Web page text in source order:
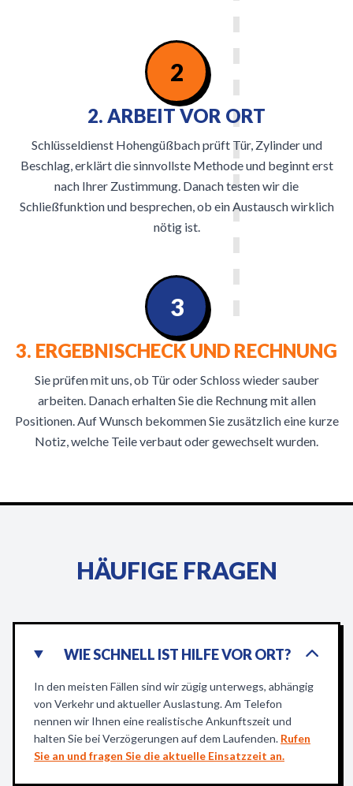
2
2. ARBEIT VOR ORT
Schlüsseldienst Hohengüßbach prüft Tür, Zylinder und
Beschlag, erklärt die sinnvollste Methode und beginnt erst
nach Ihrer Zustimmung. Danach testen wir die
Schließfunktion und besprechen, ob ein Austausch wirklich
nötig ist.
3. ERGEBNISCHECK UND RECHNUNG
Sie prüfen mit uns, ob Tür oder Schloss wieder sauber
arbeiten. Danach erhalten Sie die Rechnung mit allen
Positionen. Auf Wunsch bekommen Sie zusätzlich eine kurze
Notiz, welche Teile verbaut oder gewechselt wurden.
3
HÄUFIGE FRAGEN
WIE SCHNELL IST HILFE VOR ORT?
In den meisten Fällen sind wir zügig unterwegs, abhängig
von Verkehr und aktueller Auslastung. Am Telefon
nennen wir Ihnen eine realistische Ankunftszeit und
halten Sie bei Verzögerungen auf dem Laufenden. Rufen
Sie an und fragen Sie die aktuelle Einsatzzeit an.